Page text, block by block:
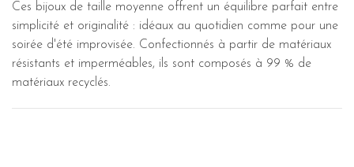
Ces bijoux de taille moyenne offrent un équilibre parfait entre
simplicité et originalité : idéaux au quotidien comme pour une
soirée d'été improvisée. Confectionnés à partir de matériaux
résistants et imperméables, ils sont composés à 99 % de
matériaux recyclés.